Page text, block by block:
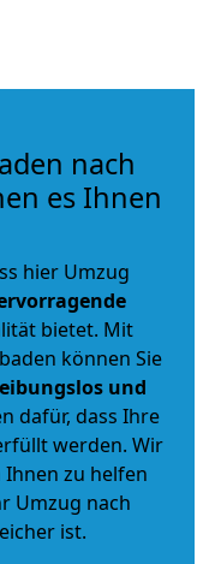
nach
es Ihnen
hier Umzug
bietet. Mit
können Sie
und
dafür, dass Ihre
werden. Wir
Ihnen zu helfen
Umzug nach
ist.